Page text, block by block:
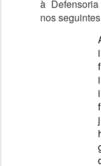
à
nos